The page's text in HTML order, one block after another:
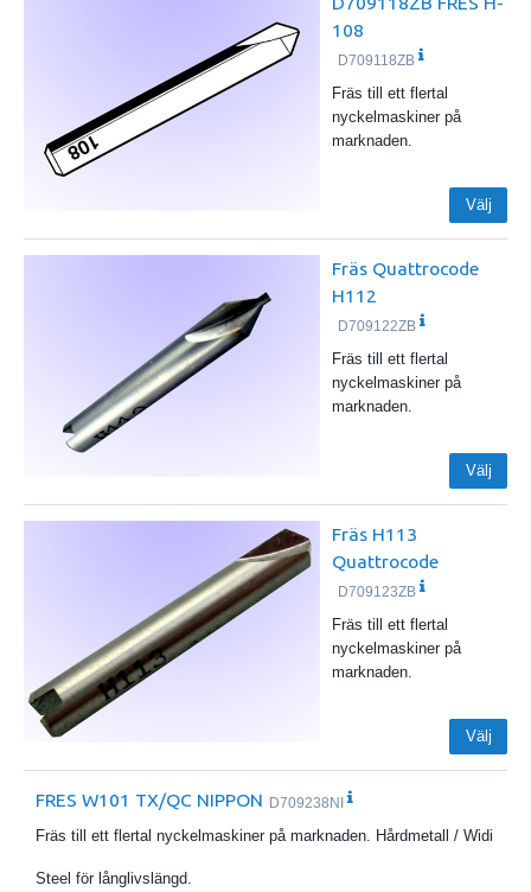
108
D709118ZB
Fräs till ett flertal
nyckelmaskiner på
marknaden.
Välj
Fräs Quattrocode
H112
D709122ZB
Fräs till ett flertal
nyckelmaskiner på
marknaden.
Välj
Fräs H113
Quattrocode
D709123ZB
Fräs till ett flertal
nyckelmaskiner på
marknaden.
Välj
FRES W101 TX/QC NIPPON D709238NI
Fräs till ett flertal nyckelmaskiner på marknaden. Hårdmetall / Widi
Steel för långlivslängd.